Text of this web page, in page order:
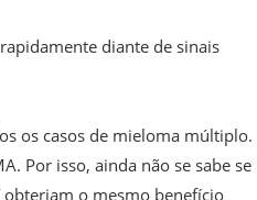
diante de sinais
os casos de mieloma múltiplo.
Por isso, ainda não se sabe se
obteriam o mesmo benefício